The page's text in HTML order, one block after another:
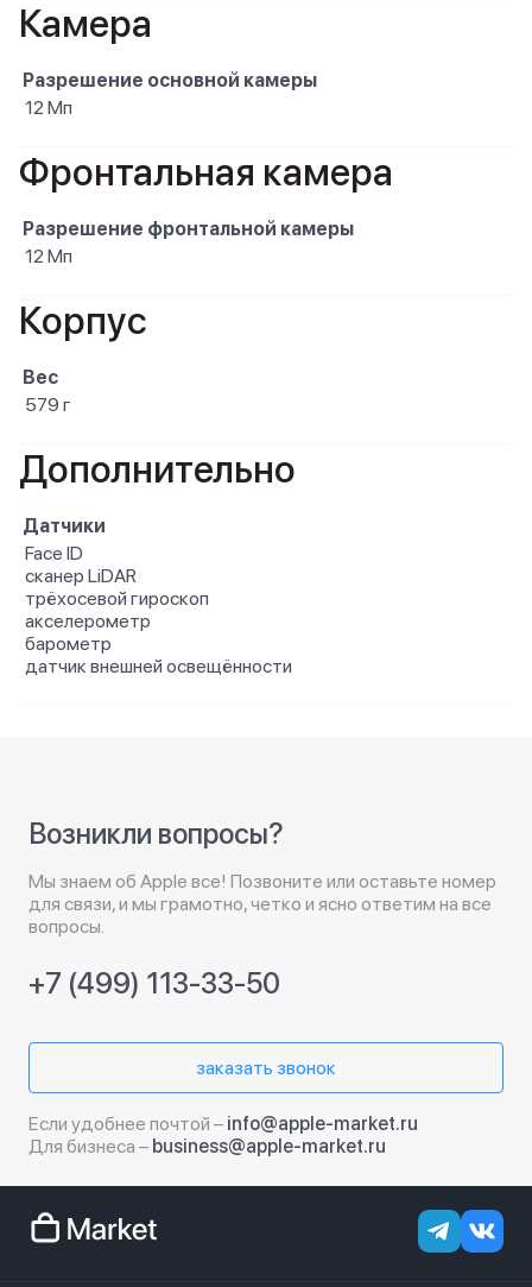
Камера
Разрешение основной камеры
12 Мп
Фронтальная камера
Разрешение фронтальной камеры
12 Мп
Корпус
Вес
579 г
Дополнительно
Датчики
Face ID
сканер LiDAR
трёхосевой гироскоп
акселерометр
барометр
датчик внешней освещённости
Возникли вопросы?
Мы знаем об Apple все! Позвоните или оставьте номер
для связи, и мы грамотно, четко и ясно ответим на все
вопросы.
+7 (499) 113-33-50
заказать звонок
Если удобнее почтой – info@apple-market.ru
Для бизнеса – business@apple-market.ru